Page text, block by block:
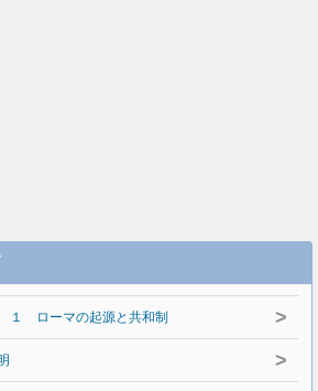
１ ローマの起源と共和制 >
>